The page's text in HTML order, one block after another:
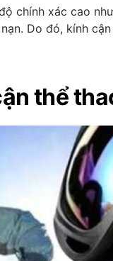
chính xác cao
Do đó, kính
thể